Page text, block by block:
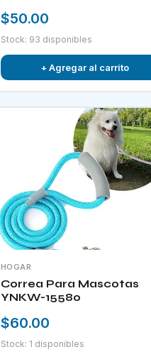
$50.00
Stock: 93 disponibles
+ Agregar al carrito
HOGAR
Correa Para Mascotas
YNKW-15580
$60.00
Stock: 1 disponibles